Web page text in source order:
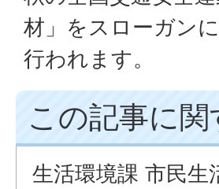
材」をスローガン
行われます。
この記事に
生活環境課 市民生